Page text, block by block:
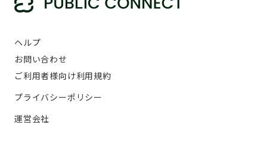
ヘルプ
お問い合わせ
ご利用者様向け利用規約
プライバシーポリシー
運営会社